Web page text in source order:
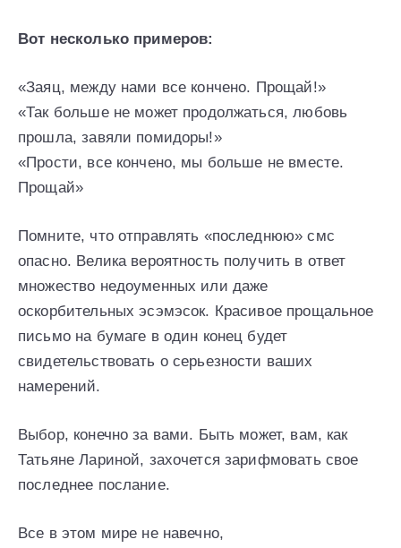
Вот несколько примеров:
«Заяц, между нами все кончено. Прощай!»
«Так больше не может продолжаться, любовь
прошла, завяли помидоры!»
«Прости, все кончено, мы больше не вместе.
Прощай»
Помните, что отправлять «последнюю» смс
опасно. Велика вероятность получить в ответ
множество недоуменных или даже
оскорбительных эсэмэсок. Красивое прощальное
письмо на бумаге в один конец будет
свидетельствовать о серьезности ваших
намерений.
Выбор, конечно за вами. Быть может, вам, как
Татьяне Лариной, захочется зарифмовать свое
последнее послание.
Все в этом мире не навечно,